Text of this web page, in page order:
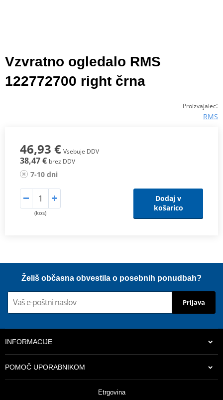
Vzvratno ogledalo RMS
122772700 right črna
Proizvajalec:
RMS
46,93 € Vsebuje DDV
38,47 € brez DDV
7-10 dni
(kos)
Dodaj v
košarico
Želiš občasna obvestila o posebnih ponudbah?
Prijava
INFORMACIJE
POMOČ UPORABNIKOM
Etrgovina